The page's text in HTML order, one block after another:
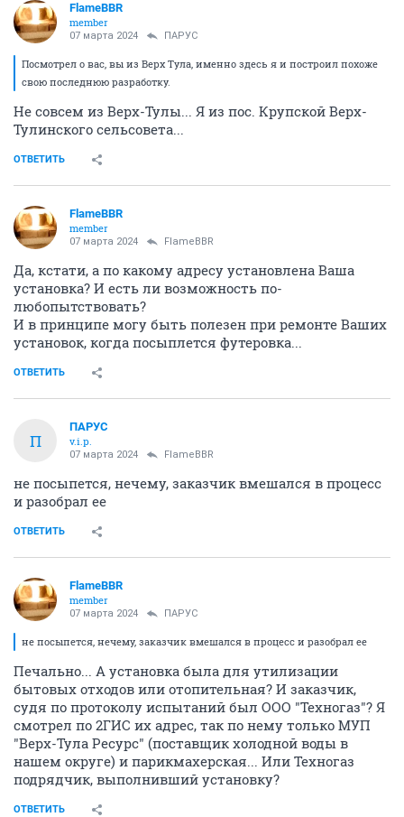
FlameBBR
member
07 марта 2024 ПАРУС
Посмотрел о вас, вы из Верх Тула, именно здесь я и построил похоже
свою последнюю разработку.
Не совсем из Верх-Тулы... Я из пос. Крупской Верх-
Тулинского сельсовета...
ОТВЕТИТЬ
FlameBBR
member
07 марта 2024 FlameBBR
Да, кстати, а по какому адресу установлена Ваша
установка? И есть ли возможность по-
любопытствовать?
И в принципе могу быть полезен при ремонте Ваших
установок, когда посыплется футеровка...
ОТВЕТИТЬ
П
ПАРУС
v.i.p.
07 марта 2024 FlameBBR
не посыпется, нечему, заказчик вмешался в процесс
и разобрал ее
ОТВЕТИТЬ
FlameBBR
member
07 марта 2024 ПАРУС
не посыпется, нечему, заказчик вмешался в процесс и разобрал ее
Печально... А установка была для утилизации
бытовых отходов или отопительная? И заказчик,
судя по протоколу испытаний был ООО "Техногаз"? Я
смотрел по 2ГИС их адрес, так по нему только МУП
"Верх-Тула Ресурс" (поставщик холодной воды в
нашем округе) и парикмахерская... Или Техногаз
подрядчик, выполнивший установку?
ОТВЕТИТЬ